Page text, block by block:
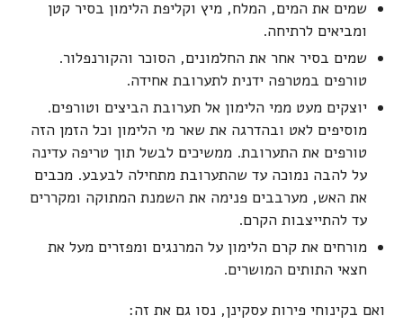
שמים את המים, המלח, מיץ וקליפת הלימון בסיר קטן
ומביאים לרתיחה.
שמים בסיר אחר את החלמונים, הסוכר והקורנפלור.
טורפים במטרפה ידנית לתערובת אחידה.
יוצקים מעט ממי הלימון אל תערובת הביצים וטורפים.
מוסיפים לאט ובהדרגה את שאר מי הלימון וכל הזמן הזה
טורפים את התערובת. ממשיכים לבשל תוך טריפה עדינה
על להבה נמוכה עד שהתערובת מתחילה לבעבע. מכבים
את האש, מערבבים פנימה את השמנת המתוקה ומקררים
עד להתייצבות הקרם.
מורחים את קרם הלימון על המרנגים ומפזרים מעל את
חצאי התותים המושרים.
ואם בקינוחי פירות עסקינן, נסו גם את זה: